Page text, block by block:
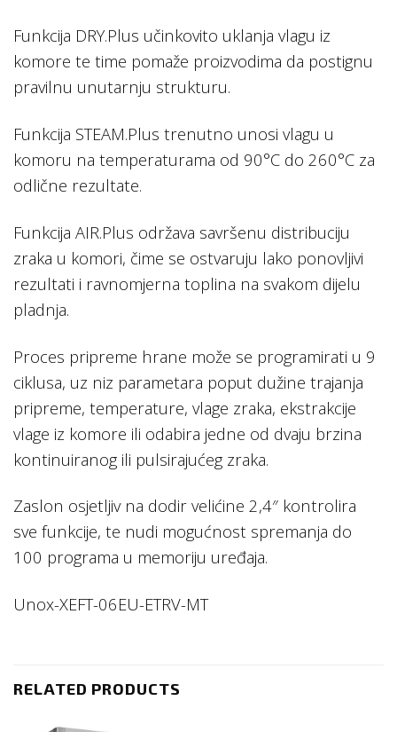
Funkcija DRY.Plus učinkovito uklanja vlagu iz
komore te time pomaže proizvodima da postignu
pravilnu unutarnju strukturu.
Funkcija STEAM.Plus trenutno unosi vlagu u
komoru na temperaturama od 90°C do 260°C za
odlične rezultate.
Funkcija AIR.Plus održava savršenu distribuciju
zraka u komori, čime se ostvaruju lako ponovljivi
rezultati i ravnomjerna toplina na svakom dijelu
pladnja.
Proces pripreme hrane može se programirati u 9
ciklusa, uz niz parametara poput dužine trajanja
pripreme, temperature, vlage zraka, ekstrakcije
vlage iz komore ili odabira jedne od dvaju brzina
kontinuiranog ili pulsirajućeg zraka.
Zaslon osjetljiv na dodir velićine 2,4″ kontrolira
sve funkcije, te nudi mogućnost spremanja do
100 programa u memoriju uređaja.
Unox-XEFT-06EU-ETRV-MT
RELATED PRODUCTS